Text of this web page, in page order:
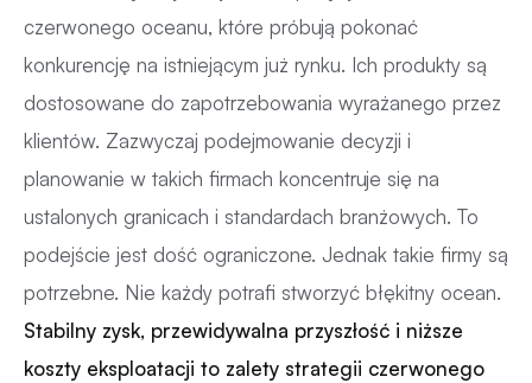
czerwonego oceanu, które próbują pokonać
konkurencję na istniejącym już rynku. Ich produkty są
dostosowane do zapotrzebowania wyrażanego przez
klientów. Zazwyczaj podejmowanie decyzji i
planowanie w takich firmach koncentruje się na
ustalonych granicach i standardach branżowych. To
podejście jest dość ograniczone. Jednak takie firmy są
potrzebne. Nie każdy potrafi stworzyć błękitny ocean.
Stabilny zysk, przewidywalna przyszłość i niższe
koszty eksploatacji to zalety strategii czerwonego